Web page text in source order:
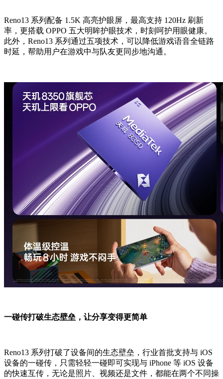
Reno13 系列配备 1.5K 高亮护眼屏，最高支持 120Hz 刷新
率，更搭载 OPPO 五大明眸护眼技术，时刻呵护用眼健康。
此外，Reno13 系列通过五项技术，可以降低游戏语音全链路
时延，帮助用户在游戏中与队友更同步地沟通。
一碰传打破生态壁垒，让分享变得更简单
Reno13 系列打破了设备间的生态壁垒，行业首批支持与 iOS
设备的一碰传，只需轻轻一碰即可实现与 iPhone 等 iOS 设备
的快速互传，无论是照片、视频还是文件，都能在两个不同操